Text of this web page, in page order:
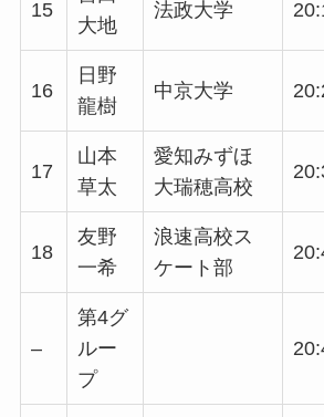
15
大地
法政大学
16
日野
龍樹
中京大学
17
山本
草太
愛知みずほ
大瑞穂高校
18
友野
一希
浪速高校ス
ケート部
–
第4グ
ルー
プ